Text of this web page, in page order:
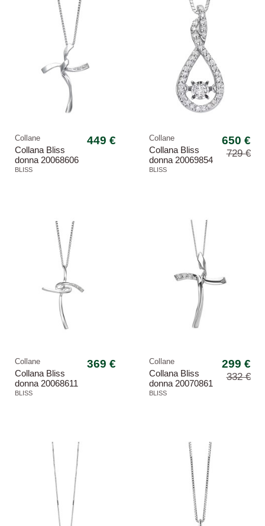
Collane
Collana Bliss
donna 20068606
Croci oro bianco
BLISS
449 € Collane
Collana Bliss
donna 20069854
Moving light oro
BLISS
650 €
729 €
Collane
Collana Bliss
donna 20068611
Croci oro bianco
BLISS
369 € Collane
Collana Bliss
donna 20070861
Le croci
BLISS
299 €
332 €